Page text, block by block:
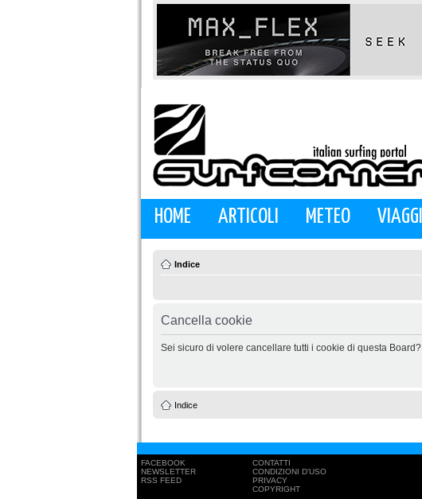
HOME ARTICOLI METEO VIAGGI
Indice
Cancella cookie
Sei sicuro di volere cancellare tutti i cookie di questa Board?
Indice
FACEBOOK
NEWSLETTER
RSS FEED
CONTATTI
CONDIZIONI D'USO
PRIVACY
COPYRIGHT